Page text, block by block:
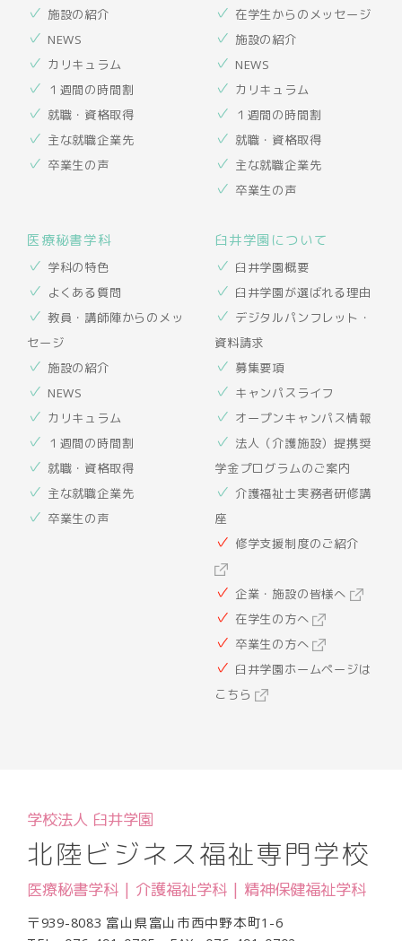
施設の紹介
NEWS
カリキュラム
１週間の時間割
就職・資格取得
主な就職企業先
卒業生の声
在学生からのメッセージ
施設の紹介
NEWS
カリキュラム
１週間の時間割
就職・資格取得
主な就職企業先
卒業生の声
医療秘書学科
学科の特色
よくある質問
教員・講師陣からのメッ
セージ
施設の紹介
NEWS
カリキュラム
１週間の時間割
就職・資格取得
主な就職企業先
卒業生の声
臼井学園について
臼井学園概要
臼井学園が選ばれる理由
デジタルパンフレット・
資料請求
募集要項
キャンパスライフ
オープンキャンパス情報
法人（介護施設）提携奨
学金プログラムのご案内
介護福祉士実務者研修講
座
修学支援制度のご紹介
企業・施設の皆様へ
在学生の方へ
卒業生の方へ
臼井学園ホームページは
こちら
学校法人 臼井学園
北陸ビジネス福祉専門学校
医療秘書学科 | 介護福祉学科 | 精神保健福祉学科
〒939-8083 富山県富山市西中野本町1-6